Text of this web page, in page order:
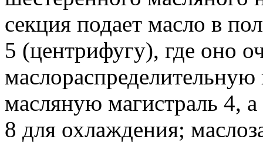
секция подает масло в
5 (центрифугу), где оно
масляную магистраль 4,
8 для охлаждения;